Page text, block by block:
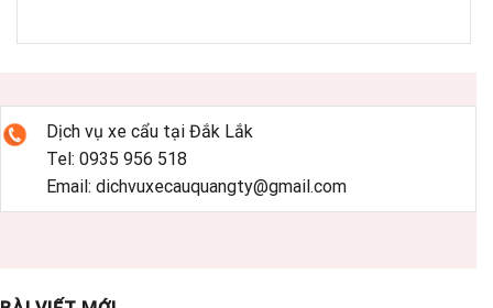
Dịch vụ xe cẩu tại Đắk Lắk
Tel: 0935 956 518
Email: dichvuxecauquangty@gmail.com